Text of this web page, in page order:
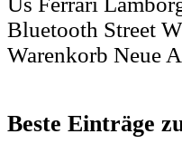
Bluetooth Street
Warenkorb Neue
Beste Einträge